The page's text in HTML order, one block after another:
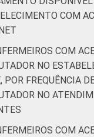
DE
UBS
Não
Até 30
anos
COM
COM
NO
POR FREQUÊNCIA
NO
COM